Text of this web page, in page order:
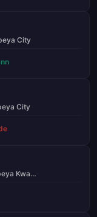
City
City
Mbeya Kwanza